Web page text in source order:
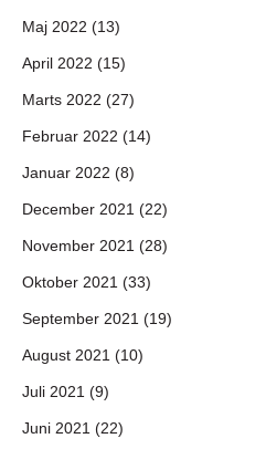
Maj 2022 (13)
April 2022 (15)
Marts 2022 (27)
Februar 2022 (14)
Januar 2022 (8)
December 2021 (22)
November 2021 (28)
Oktober 2021 (33)
September 2021 (19)
August 2021 (10)
Juli 2021 (9)
Juni 2021 (22)